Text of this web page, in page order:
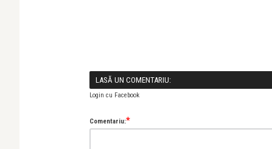
LASĂ UN COMENTARIU:
Login cu Facebook
Comentariu:*